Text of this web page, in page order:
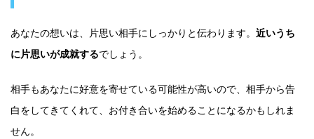
あなたの想いは、片思い相手にしっかりと伝わります。 近いうち
に片思いが成就するでしょう。
相手もあなたに好意を寄せている可能性が高いので、相手から告
白をしてきてくれて、お付き合いを始めることになるかもしれま
せん。